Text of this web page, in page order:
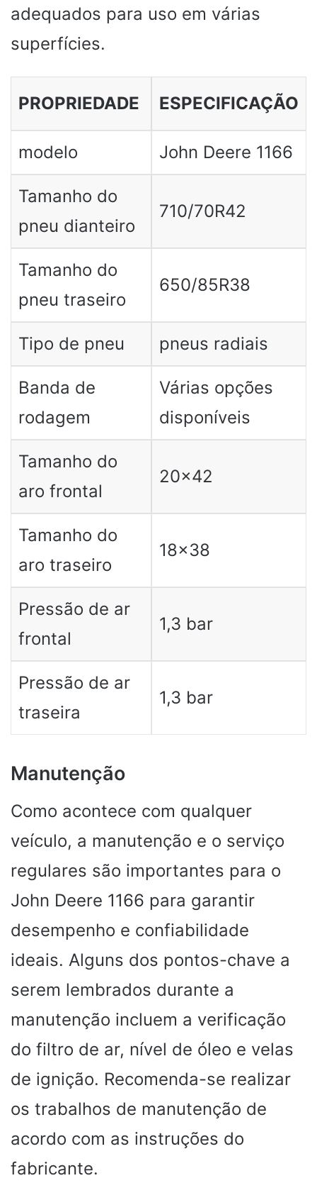
adequados para uso em várias
superfícies.
PROPRIEDADE ESPECIFICAÇÃO
modelo John Deere 1166
Tamanho do
pneu dianteiro
710/70R42
Tamanho do
pneu traseiro
650/85R38
Tipo de pneu pneus radiais
Banda de
rodagem
Várias opções
disponíveis
Tamanho do
aro frontal
20×42
Tamanho do
aro traseiro
18×38
Pressão de ar
frontal
1,3 bar
Pressão de ar
traseira
1,3 bar
Manutenção
Como acontece com qualquer
veículo, a manutenção e o serviço
regulares são importantes para o
John Deere 1166 para garantir
desempenho e confiabilidade
ideais. Alguns dos pontos-chave a
serem lembrados durante a
manutenção incluem a verificação
do filtro de ar, nível de óleo e velas
de ignição. Recomenda-se realizar
os trabalhos de manutenção de
acordo com as instruções do
fabricante.